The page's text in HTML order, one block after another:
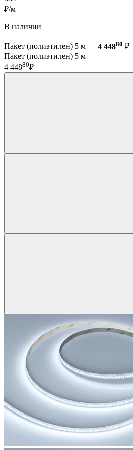
₽/м
В наличии
Пакет (полиэтилен) 5 м — 4 44880 ₽
Пакет (полиэтилен) 5 м
4 44880₽